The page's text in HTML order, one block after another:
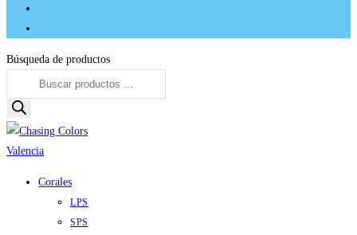
Búsqueda de productos
Corales
LPS
SPS